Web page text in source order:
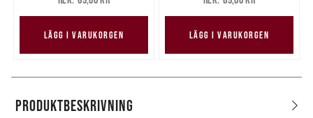
69,00 kr
LÄGG I VARUKORGEN
69,00 kr
LÄGG I VARUKORGEN
PRODUKTBESKRIVNING